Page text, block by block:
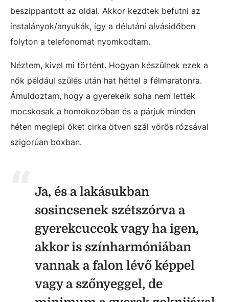
beszippantott az oldal. Akkor kezdtek befutni az
instalányok/anyukák, így a délutáni alvásidőben
folyton a telefonomat nyomkodtam.
Néztem, kivel mi történt. Hogyan készülnek ezek a
nők például szülés után hat héttel a félmaratonra.
Ámuldoztam, hogy a gyerekeik soha nem lettek
mocskosak a homokozóban és a párjuk minden
héten meglepi őket cirka ötven szál vörös rózsával
szigorúan boxban.
Ja, és a lakásukban
sosincsenek szétszórva a
gyerekcuccok vagy ha igen,
akkor is színharmóniában
vannak a falon lévő képpel
vagy a szőnyeggel, de